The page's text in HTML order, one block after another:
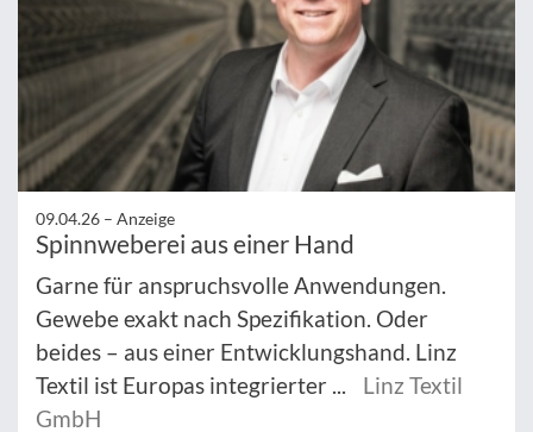
09.04.26 – Anzeige
Spinnweberei aus einer Hand
Garne für anspruchsvolle Anwendungen.
Gewebe exakt nach Spezifikation. Oder
beides – aus einer Entwicklungshand. Linz
Textil ist Europas integrierter ...
Linz Textil
GmbH